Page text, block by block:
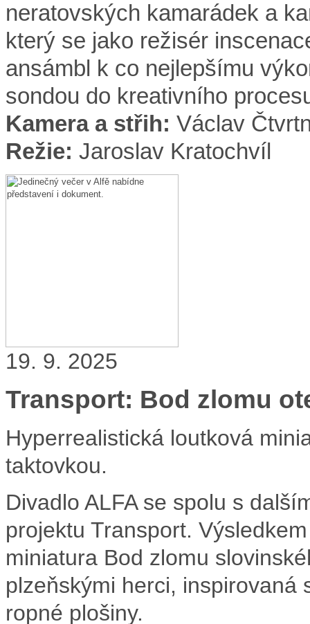
neratovských kamarádek a
který se jako režisér
ansámbl k co nejlepšímu
sondou do kreativního
Kamera a střih: Václav
Režie: Jaroslav Kratochvíl
19. 9. 2025
Transport: Bod zlomu
Hyperrealistická loutková
taktovkou.
Divadlo ALFA se spolu s
projektu Transport.
miniatura Bod zlomu
plzeňskými herci, inspirovaná
ropné plošiny.